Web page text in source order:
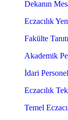
Dekanın
Eczacılık
Fakülte
Akademik
İdari Personel
Eczacılık
Temel